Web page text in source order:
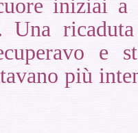
iniziai
Una
e
più